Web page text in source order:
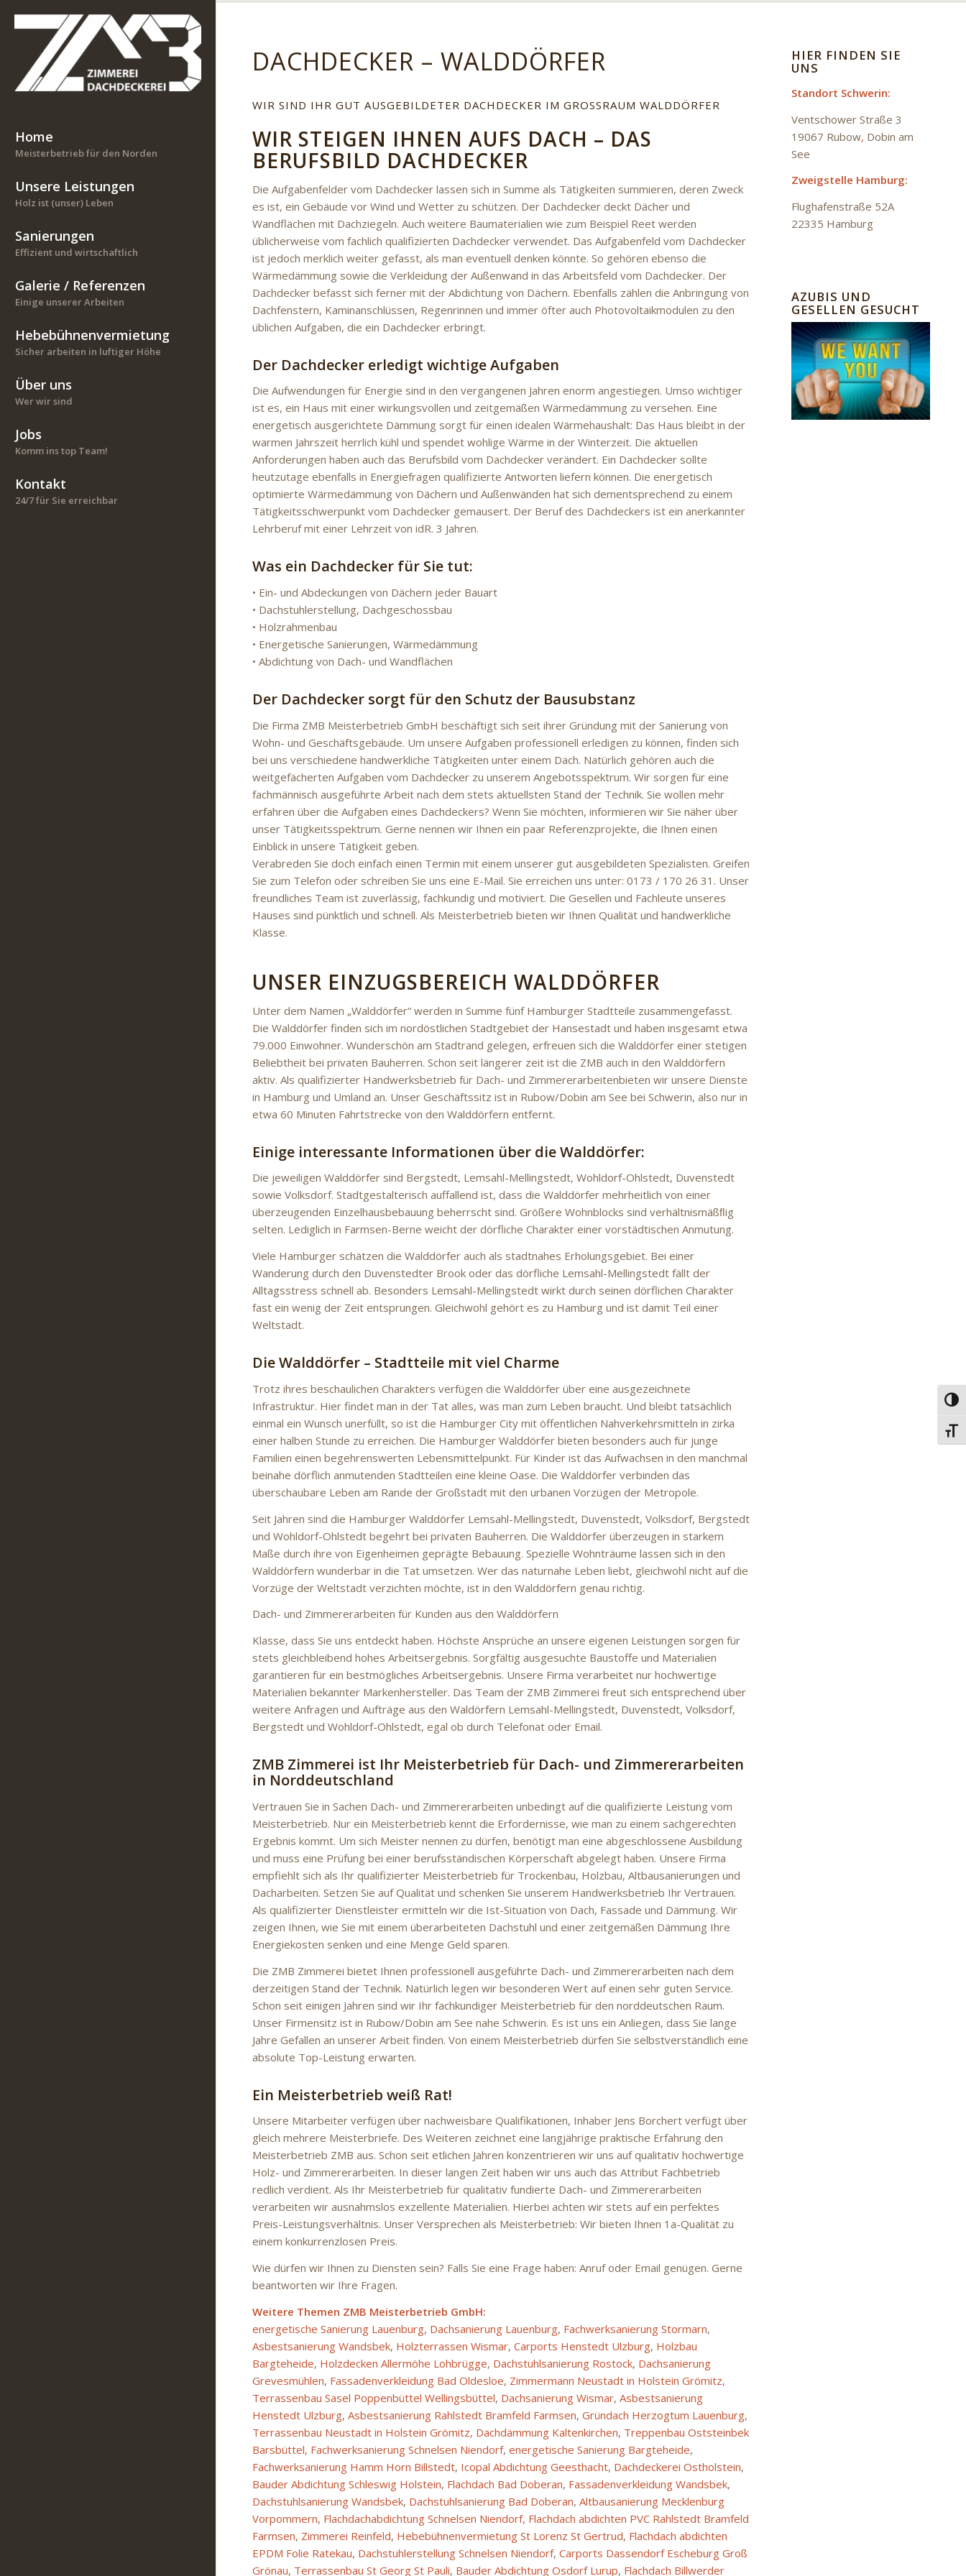
Home
Meisterbetrieb für den Norden
Unsere Leistungen
Holz ist (unser) Leben
Sanierungen
Effizient und wirtschaftlich
Galerie / Referenzen
Einige unserer Arbeiten
Hebebühnenvermietung
Sicher arbeiten in luftiger Höhe
Über uns
Wer wir sind
Jobs
Komm ins top Team!
Kontakt
24/7 für Sie erreichbar
DACHDECKER – WALDDÖRFER
WIR SIND IHR GUT AUSGEBILDETER DACHDECKER IM GROSSRAUM WALDDÖRFER
WIR STEIGEN IHNEN AUFS DACH – DAS
BERUFSBILD DACHDECKER
Die Aufgabenfelder vom Dachdecker lassen sich in Summe als Tätigkeiten summieren, deren Zweck
es ist, ein Gebäude vor Wind und Wetter zu schützen. Der Dachdecker deckt Dächer und
Wandflächen mit Dachziegeln. Auch weitere Baumaterialien wie zum Beispiel Reet werden
üblicherweise vom fachlich qualifizierten Dachdecker verwendet. Das Aufgabenfeld vom Dachdecker
ist jedoch merklich weiter gefasst, als man eventuell denken könnte. So gehören ebenso die
Wärmedämmung sowie die Verkleidung der Außenwand in das Arbeitsfeld vom Dachdecker. Der
Dachdecker befasst sich ferner mit der Abdichtung von Dächern. Ebenfalls zählen die Anbringung von
Dachfenstern, Kaminanschlüssen, Regenrinnen und immer öfter auch Photovoltaikmodulen zu den
üblichen Aufgaben, die ein Dachdecker erbringt.
Der Dachdecker erledigt wichtige Aufgaben
Die Aufwendungen für Energie sind in den vergangenen Jahren enorm angestiegen. Umso wichtiger
ist es, ein Haus mit einer wirkungsvollen und zeitgemäßen Wärmedämmung zu versehen. Eine
energetisch ausgerichtete Dämmung sorgt für einen idealen Wärmehaushalt: Das Haus bleibt in der
warmen Jahrszeit herrlich kühl und spendet wohlige Wärme in der Winterzeit. Die aktuellen
Anforderungen haben auch das Berufsbild vom Dachdecker verändert. Ein Dachdecker sollte
heutzutage ebenfalls in Energiefragen qualifizierte Antworten liefern können. Die energetisch
optimierte Wärmedämmung von Dächern und Außenwänden hat sich dementsprechend zu einem
Tätigkeitsschwerpunkt vom Dachdecker gemausert. Der Beruf des Dachdeckers ist ein anerkannter
Lehrberuf mit einer Lehrzeit von idR. 3 Jahren.
Was ein Dachdecker für Sie tut:
• Ein- und Abdeckungen von Dächern jeder Bauart
• Dachstuhlerstellung, Dachgeschossbau
• Holzrahmenbau
• Energetische Sanierungen, Wärmedämmung
• Abdichtung von Dach- und Wandflächen
Der Dachdecker sorgt für den Schutz der Bausubstanz
Die Firma ZMB Meisterbetrieb GmbH beschäftigt sich seit ihrer Gründung mit der Sanierung von
Wohn- und Geschäftsgebäude. Um unsere Aufgaben professionell erledigen zu können, finden sich
bei uns verschiedene handwerkliche Tätigkeiten unter einem Dach. Natürlich gehören auch die
weitgefächerten Aufgaben vom Dachdecker zu unserem Angebotsspektrum. Wir sorgen für eine
fachmännisch ausgeführte Arbeit nach dem stets aktuellsten Stand der Technik. Sie wollen mehr
erfahren über die Aufgaben eines Dachdeckers? Wenn Sie möchten, informieren wir Sie näher über
unser Tätigkeitsspektrum. Gerne nennen wir Ihnen ein paar Referenzprojekte, die Ihnen einen
Einblick in unsere Tätigkeit geben.
Verabreden Sie doch einfach einen Termin mit einem unserer gut ausgebildeten Spezialisten. Greifen
Sie zum Telefon oder schreiben Sie uns eine E-Mail. Sie erreichen uns unter: 0173 / 170 26 31. Unser
freundliches Team ist zuverlässig, fachkundig und motiviert. Die Gesellen und Fachleute unseres
Hauses sind pünktlich und schnell. Als Meisterbetrieb bieten wir Ihnen Qualität und handwerkliche
Klasse.
UNSER EINZUGSBEREICH WALDDÖRFER
Unter dem Namen „Walddörfer“ werden in Summe fünf Hamburger Stadtteile zusammengefasst.
Die Walddörfer finden sich im nordöstlichen Stadtgebiet der Hansestadt und haben insgesamt etwa
79.000 Einwohner. Wunderschön am Stadtrand gelegen, erfreuen sich die Walddörfer einer stetigen
Beliebtheit bei privaten Bauherren. Schon seit längerer zeit ist die ZMB auch in den Walddörfern
aktiv. Als qualifizierter Handwerksbetrieb für Dach- und Zimmererarbeitenbieten wir unsere Dienste
in Hamburg und Umland an. Unser Geschäftssitz ist in Rubow/Dobin am See bei Schwerin, also nur in
etwa 60 Minuten Fahrtstrecke von den Walddörfern entfernt.
Einige interessante Informationen über die Walddörfer:
Die jeweiligen Walddörfer sind Bergstedt, Lemsahl-Mellingstedt, Wohldorf-Ohlstedt, Duvenstedt
sowie Volksdorf. Stadtgestalterisch auffallend ist, dass die Walddörfer mehrheitlich von einer
überzeugenden Einzelhausbebauung beherrscht sind. Größere Wohnblocks sind verhältnismäßﬂig
selten. Lediglich in Farmsen-Berne weicht der dörfliche Charakter einer vorstädtischen Anmutung.
Viele Hamburger schätzen die Walddörfer auch als stadtnahes Erholungsgebiet. Bei einer
Wanderung durch den Duvenstedter Brook oder das dörfliche Lemsahl-Mellingstedt fällt der
Alltagsstress schnell ab. Besonders Lemsahl-Mellingstedt wirkt durch seinen dörflichen Charakter
fast ein wenig der Zeit entsprungen. Gleichwohl gehört es zu Hamburg und ist damit Teil einer
Weltstadt.
Die Walddörfer – Stadtteile mit viel Charme
Trotz ihres beschaulichen Charakters verfügen die Walddörfer über eine ausgezeichnete
Infrastruktur. Hier findet man in der Tat alles, was man zum Leben braucht. Und bleibt tatsächlich
einmal ein Wunsch unerfüllt, so ist die Hamburger City mit öffentlichen Nahverkehrsmitteln in zirka
einer halben Stunde zu erreichen. Die Hamburger Walddörfer bieten besonders auch für junge
Familien einen begehrenswerten Lebensmittelpunkt. Für Kinder ist das Aufwachsen in den manchmal
beinahe dörflich anmutenden Stadtteilen eine kleine Oase. Die Walddörfer verbinden das
überschaubare Leben am Rande der Großstadt mit den urbanen Vorzügen der Metropole.
Seit Jahren sind die Hamburger Walddörfer Lemsahl-Mellingstedt, Duvenstedt, Volksdorf, Bergstedt
und Wohldorf-Ohlstedt begehrt bei privaten Bauherren. Die Walddörfer überzeugen in starkem
Maße durch ihre von Eigenheimen geprägte Bebauung. Spezielle Wohnträume lassen sich in den
Walddörfern wunderbar in die Tat umsetzen. Wer das naturnahe Leben liebt, gleichwohl nicht auf die
Vorzüge der Weltstadt verzichten möchte, ist in den Walddörfern genau richtig.
Dach- und Zimmererarbeiten für Kunden aus den Walddörfern
Klasse, dass Sie uns entdeckt haben. Höchste Ansprüche an unsere eigenen Leistungen sorgen für
stets gleichbleibend hohes Arbeitsergebnis. Sorgfältig ausgesuchte Baustoffe und Materialien
garantieren für ein bestmögliches Arbeitsergebnis. Unsere Firma verarbeitet nur hochwertige
Materialien bekannter Markenhersteller. Das Team der ZMB Zimmerei freut sich entsprechend über
weitere Anfragen und Aufträge aus den Waldörfern Lemsahl-Mellingstedt, Duvenstedt, Volksdorf,
Bergstedt und Wohldorf-Ohlstedt, egal ob durch Telefonat oder Email.
ZMB Zimmerei ist Ihr Meisterbetrieb für Dach- und Zimmererarbeiten
in Norddeutschland
Vertrauen Sie in Sachen Dach- und Zimmererarbeiten unbedingt auf die qualifizierte Leistung vom
Meisterbetrieb. Nur ein Meisterbetrieb kennt die Erfordernisse, wie man zu einem sachgerechten
Ergebnis kommt. Um sich Meister nennen zu dürfen, benötigt man eine abgeschlossene Ausbildung
und muss eine Prüfung bei einer berufsständischen Körperschaft abgelegt haben. Unsere Firma
empfiehlt sich als Ihr qualifizierter Meisterbetrieb für Trockenbau, Holzbau, Altbausanierungen und
Dacharbeiten. Setzen Sie auf Qualität und schenken Sie unserem Handwerksbetrieb Ihr Vertrauen.
Als qualifizierter Dienstleister ermitteln wir die Ist-Situation von Dach, Fassade und Dämmung. Wir
zeigen Ihnen, wie Sie mit einem überarbeiteten Dachstuhl und einer zeitgemäßen Dämmung Ihre
Energiekosten senken und eine Menge Geld sparen.
Die ZMB Zimmerei bietet Ihnen professionell ausgeführte Dach- und Zimmererarbeiten nach dem
derzeitigen Stand der Technik. Natürlich legen wir besonderen Wert auf einen sehr guten Service.
Schon seit einigen Jahren sind wir Ihr fachkundiger Meisterbetrieb für den norddeutschen Raum.
Unser Firmensitz ist in Rubow/Dobin am See nahe Schwerin. Es ist uns ein Anliegen, dass Sie lange
Jahre Gefallen an unserer Arbeit finden. Von einem Meisterbetrieb dürfen Sie selbstverständlich eine
absolute Top-Leistung erwarten.
Ein Meisterbetrieb weiß Rat!
Unsere Mitarbeiter verfügen über nachweisbare Qualifikationen, Inhaber Jens Borchert verfügt über
gleich mehrere Meisterbriefe. Des Weiteren zeichnet eine langjährige praktische Erfahrung den
Meisterbetrieb ZMB aus. Schon seit etlichen Jahren konzentrieren wir uns auf qualitativ hochwertige
Holz- und Zimmererarbeiten. In dieser langen Zeit haben wir uns auch das Attribut Fachbetrieb
redlich verdient. Als Ihr Meisterbetrieb für qualitativ fundierte Dach- und Zimmererarbeiten
verarbeiten wir ausnahmslos exzellente Materialien. Hierbei achten wir stets auf ein perfektes
Preis-Leistungsverhältnis. Unser Versprechen als Meisterbetrieb: Wir bieten Ihnen 1a-Qualität zu
einem konkurrenzlosen Preis.
Wie dürfen wir Ihnen zu Diensten sein? Falls Sie eine Frage haben: Anruf oder Email genügen. Gerne
beantworten wir Ihre Fragen.
Weitere Themen ZMB Meisterbetrieb GmbH:
energetische Sanierung Lauenburg, Dachsanierung Lauenburg, Fachwerksanierung Stormarn,
Asbestsanierung Wandsbek, Holzterrassen Wismar, Carports Henstedt Ulzburg, Holzbau
Bargteheide, Holzdecken Allermöhe Lohbrügge, Dachstuhlsanierung Rostock, Dachsanierung
Grevesmühlen, Fassadenverkleidung Bad Oldesloe, Zimmermann Neustadt in Holstein Grömitz,
Terrassenbau Sasel Poppenbüttel Wellingsbüttel, Dachsanierung Wismar, Asbestsanierung
Henstedt Ulzburg, Asbestsanierung Rahlstedt Bramfeld Farmsen, Gründach Herzogtum Lauenburg,
Terrassenbau Neustadt in Holstein Grömitz, Dachdämmung Kaltenkirchen, Treppenbau Oststeinbek
Barsbüttel, Fachwerksanierung Schnelsen Niendorf, energetische Sanierung Bargteheide,
Fachwerksanierung Hamm Horn Billstedt, Icopal Abdichtung Geesthacht, Dachdeckerei Ostholstein,
Bauder Abdichtung Schleswig Holstein, Flachdach Bad Doberan, Fassadenverkleidung Wandsbek,
Dachstuhlsanierung Wandsbek, Dachstuhlsanierung Bad Doberan, Altbausanierung Mecklenburg
Vorpommern, Flachdachabdichtung Schnelsen Niendorf, Flachdach abdichten PVC Rahlstedt Bramfeld
Farmsen, Zimmerei Reinfeld, Hebebühnenvermietung St Lorenz St Gertrud, Flachdach abdichten
EPDM Folie Ratekau, Dachstuhlerstellung Schnelsen Niendorf, Carports Dassendorf Escheburg Groß
Grönau, Terrassenbau St Georg St Pauli, Bauder Abdichtung Osdorf Lurup, Flachdach Billwerder
HIER FINDEN SIE
UNS
Standort Schwerin:
Ventschower Straße 3
19067 Rubow, Dobin am
See
Zweigstelle Hamburg:
Flughafenstraße 52A
22335 Hamburg
AZUBIS UND
GESELLEN GESUCHT